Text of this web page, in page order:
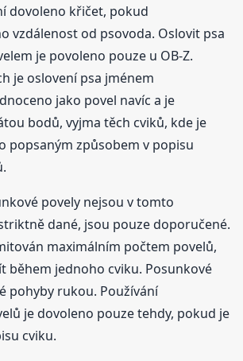
dovoleno křičet, pokud
vzdálenost od psovoda. Oslovit psa
je povoleno pouze u OB-Z.
je oslovení psa jménem
jako povel navíc a je
bodů, vyjma těch cviků, kde je
popsaným způsobem v popisu
povely nejsou v tomto
dané, jsou pouze doporučené.
maximálním počtem povelů,
během jednoho cviku. Posunkové
pohyby rukou. Používání
je dovoleno pouze tehdy, pokud je
cviku.